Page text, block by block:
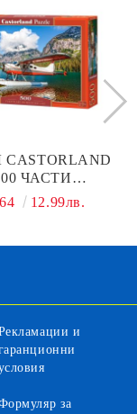
ЧАСТИ
В
12.99лв.
и
за